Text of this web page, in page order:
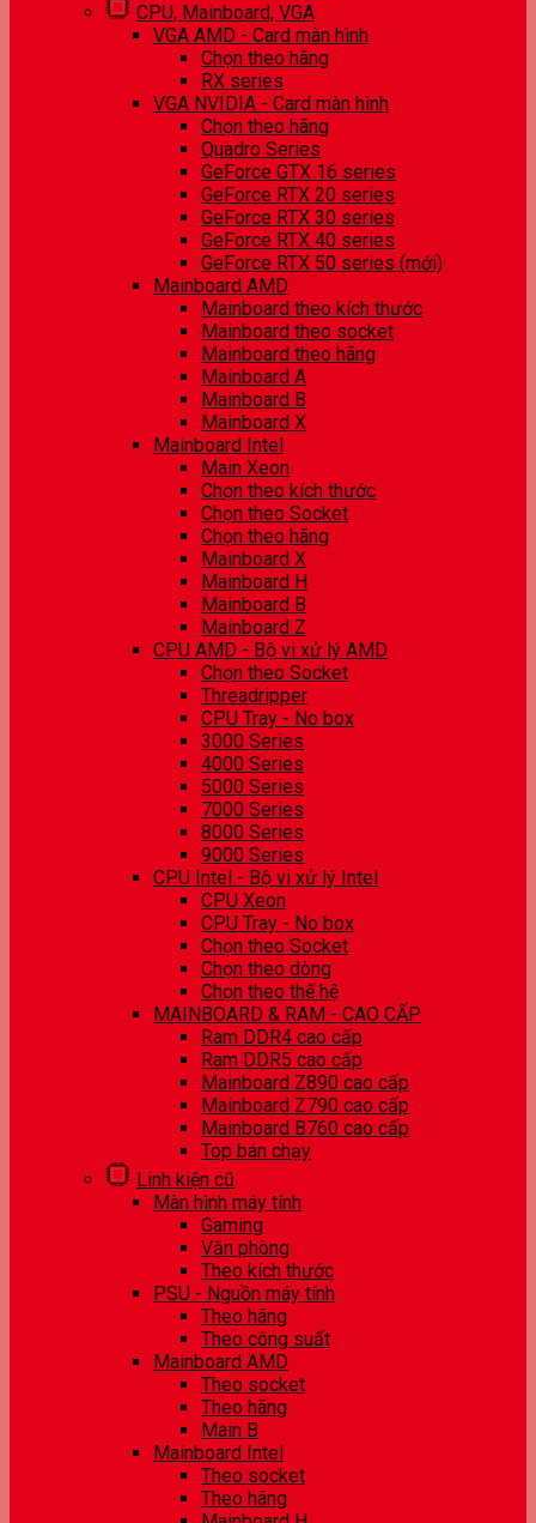
CPU, Mainboard, VGA
VGA AMD - Card màn hình
Chọn theo hãng
RX series
VGA NVIDIA - Card màn hình
Chọn theo hãng
Quadro Series
GeForce GTX 16 series
GeForce RTX 20 series
GeForce RTX 30 series
GeForce RTX 40 series
GeForce RTX 50 series (mới)
Mainboard AMD
Mainboard theo kích thước
Mainboard theo socket
Mainboard theo hãng
Mainboard A
Mainboard B
Mainboard X
Mainboard Intel
Main Xeon
Chọn theo kích thước
Chọn theo Socket
Chọn theo hãng
Mainboard X
Mainboard H
Mainboard B
Mainboard Z
CPU AMD - Bộ vi xử lý AMD
Chọn theo Socket
Threadripper
CPU Tray - No box
3000 Series
4000 Series
5000 Series
7000 Series
8000 Series
9000 Series
CPU Intel - Bộ vi xử lý Intel
CPU Xeon
CPU Tray - No box
Chọn theo Socket
Chọn theo dòng
Chọn theo thế hệ
MAINBOARD & RAM - CAO CẤP
Ram DDR4 cao cấp
Ram DDR5 cao cấp
Mainboard Z890 cao cấp
Mainboard Z790 cao cấp
Mainboard B760 cao cấp
Top bán chạy
Linh kiện cũ
Màn hình máy tính
Gaming
Văn phòng
Theo kích thước
PSU - Nguồn máy tính
Theo hãng
Theo công suất
Mainboard AMD
Theo socket
Theo hãng
Main B
Mainboard Intel
Theo socket
Theo hãng